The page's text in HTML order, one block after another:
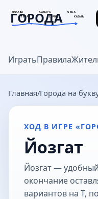
МОСКВА САМАРА
ОМСК
ТУЛА
СОЧИ КАЗАНЬ
ГОРОДА
goroda-na.ru
ИгратьПравила
Главная Города на
ХОД В ИГРЕ
Йозгат
Йозгат —
окончание
вариантов на Т,